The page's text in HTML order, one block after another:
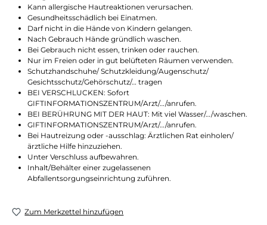
Kann allergische Hautreaktionen verursachen.
Gesundheitsschädlich bei Einatmen.
Darf nicht in die Hände von Kindern gelangen.
Nach Gebrauch Hände gründlich waschen.
Bei Gebrauch nicht essen, trinken oder rauchen.
Nur im Freien oder in gut belüfteten Räumen verwenden.
Schutzhandschuhe/ Schutzkleidung/Augenschutz/
Gesichtsschutz/Gehörschutz/… tragen
BEI VERSCHLUCKEN: Sofort
GIFTINFORMATIONSZENTRUM/Arzt/…/anrufen.
BEI BERÜHRUNG MIT DER HAUT: Mit viel Wasser/…/waschen.
GIFTINFORMATIONSZENTRUM/Arzt/…/anrufen.
Bei Hautreizung oder -ausschlag: Ärztlichen Rat einholen/
ärztliche Hilfe hinzuziehen.
Unter Verschluss aufbewahren.
Inhalt/Behälter einer zugelassenen
Abfallentsorgungseinrichtung zuführen.
Zum Merkzettel hinzufügen